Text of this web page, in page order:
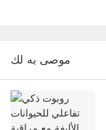
موصى به لك